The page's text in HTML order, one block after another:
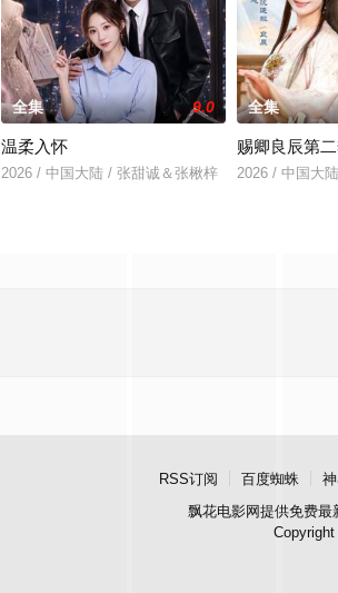
全集 9.0
温柔入怀
2026 / 中国大陆 / 张甜诚＆张楸梓
全集
赐卿良辰第
2026 / 中国大
RSS订阅 百度蜘蛛
飘花电影网提供免费最